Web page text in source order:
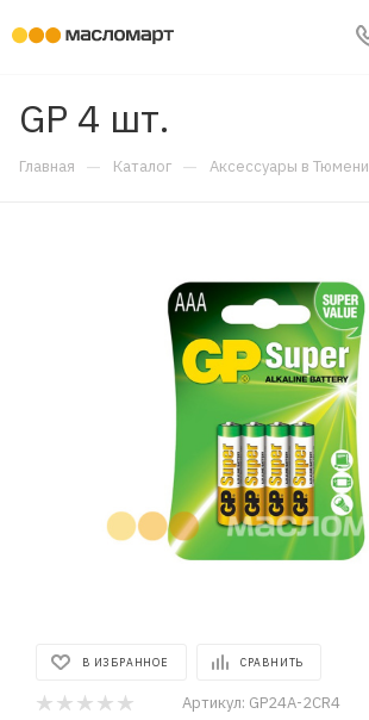
GP 4 шт.
Главная — Каталог — Аксессуары в Тюмени
В ИЗБРАННОЕ СРАВНИТЬ
Артикул: GP24A-2CR4